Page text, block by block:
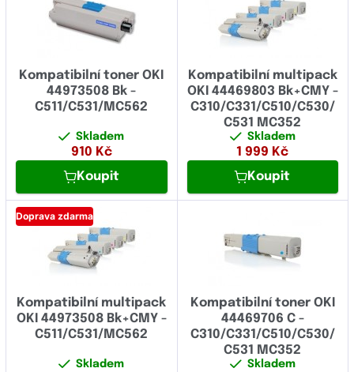
Kompatibilní toner OKI
44973508 Bk -
C511/C531/MC562
Skladem
910 Kč
Koupit
Kompatibilní multipack
OKI 44469803 Bk+CMY -
C310/C331/C510/C530/
C531 MC352
Skladem
1 999 Kč
Koupit
Doprava zdarma
Kompatibilní multipack
OKI 44973508 Bk+CMY -
C511/C531/MC562
Skladem
Kompatibilní toner OKI
44469706 C -
C310/C331/C510/C530/
C531 MC352
Skladem